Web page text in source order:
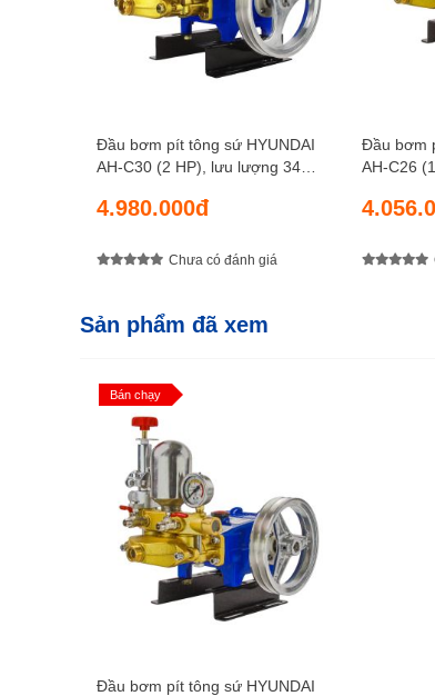
Đầu bơm pít tông sứ HYUNDAI
AH-C30 (2 HP), lưu lượng 34
4.980.000đ
Chưa có đánh giá
Đầu bơm
AH-C26 (1 HP),
Sản phẩm đã xem
Bán chạy
Đầu bơm pít tông sứ HYUNDAI